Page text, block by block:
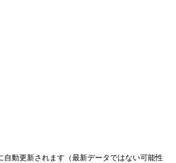
動更新されます（最新データではない可能性